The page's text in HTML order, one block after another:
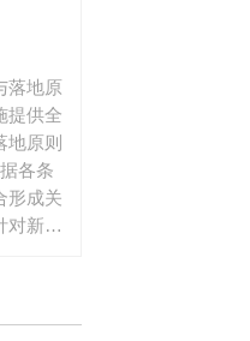
落地原
提供全
地原则
各条
形成关
对新建